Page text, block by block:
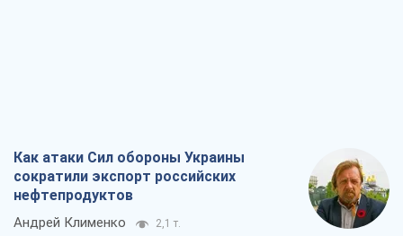
Как атаки Сил обороны Украины
сократили экспорт российских
нефтепродуктов
Андрей Клименко 2,1 т.